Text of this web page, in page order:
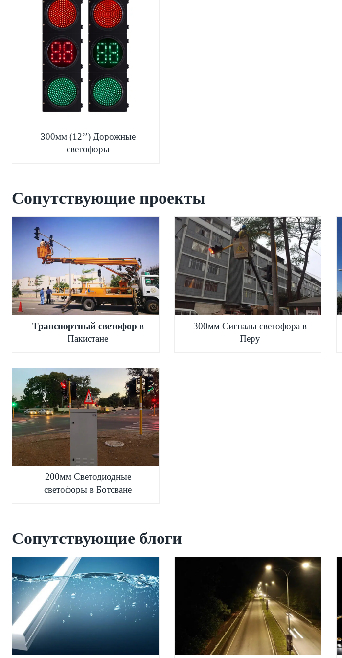
300мм (12’’) Дорожные
светофоры
Сопутствующие проекты
Транспортный светофор в
Пакистане
300мм Сигналы светофора в
Перу
200мм Светодиодные
светофоры в Ботсване
Сопутствующие блоги